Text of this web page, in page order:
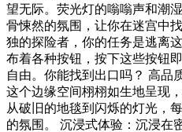
望无际。荧光灯的嗡嗡声和潮
骨悚然的氛围，让你在迷宫中
独的探险者，你的任务是逃离
布着各种按钮，按下这些按钮
自由。你能找到出口吗？ 高品
这个边缘空间栩栩如生地呈现
从破旧的地毯到闪烁的灯光，
的氛围。 沉浸式体验：沉浸在